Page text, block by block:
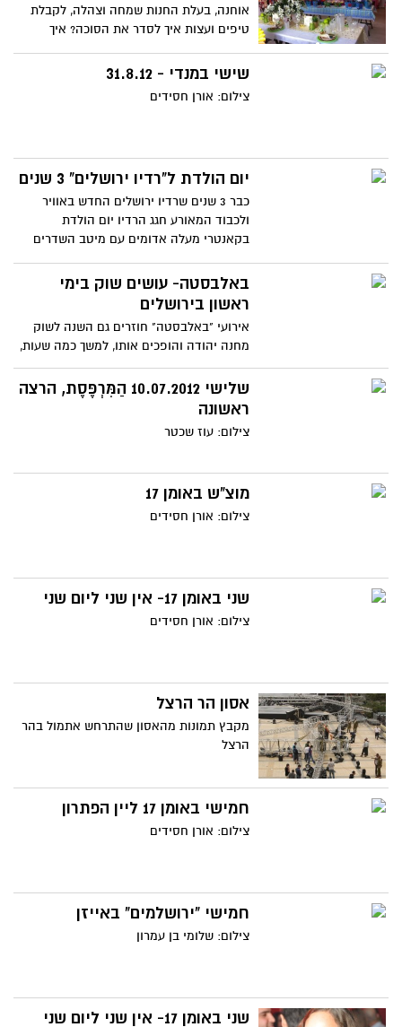
אוחנה, בעלת החנות שמחה וצהלה, לקבלת
טיפים ועצות איך לסדר את הסוכה? איך
שישי במנדי - 31.8.12
צילום: אורן חסידים
יום הולדת ל"רדיו ירושלים" 3 שנים
כבר 3 שנים שרדיו ירושלים החדש באוויר
ולכבוד המאורע חגג הרדיו יום הולדת
בקאנטרי מעלה אדומים עם מיטב השדרים
באלבסטה- עושים שוק בימי
ראשון בירושלים
אירועי "באלבסטה" חוזרים גם השנה לשוק
מחנה יהודה והופכים אותו, למשך כמה שעות,
להפנינג של תרבות ויצירה
שלישי 10.07.2012 הַמִּרְפֶּסֶת, הרצה
ראשונה
צילום: עוז שכטר
מוצ"ש באומן 17
צילום: אורן חסידים
שני באומן 17- אין שני ליום שני
צילום: אורן חסידים
אסון הר הרצל
מקבץ תמונות מהאסון שהתרחש אתמול בהר
הרצל
חמישי באומן 17 ליין הפתרון
צילום: אורן חסידים
חמישי "ירושלמים" באייזן
צילום: שלומי בן עמרון
שני באומן 17- אין שני ליום שני